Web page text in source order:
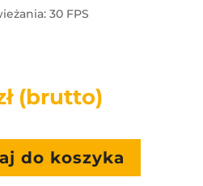
30 FPS
(brutto)
do koszyka